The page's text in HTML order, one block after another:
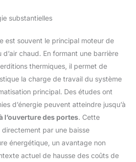
substantielles
est souvent le principal moteur de
d’air chaud. En formant une barrière
thermiques, il permet de
la charge de travail du système
principal. Des études ont
d’énergie peuvent atteindre jusqu’à
l’ouverture des portes. Cette
par une baisse
énergétique, un avantage non
actuel de hausse des coûts de